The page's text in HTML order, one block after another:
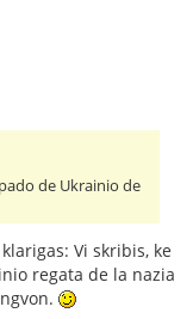
de Ukrainio de
Vi skribis, ke
regata de la nazia